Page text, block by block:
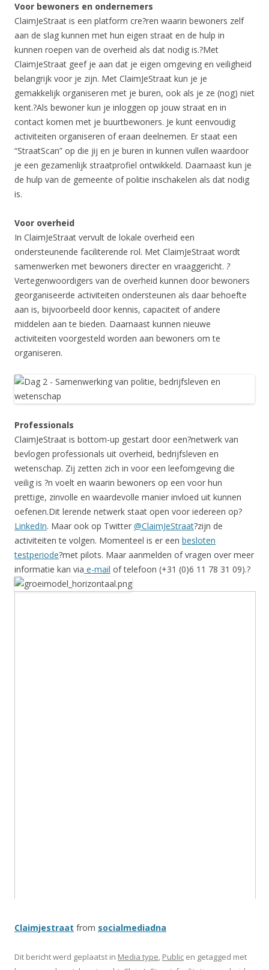
Voor bewoners en ondernemers
ClaimJeStraat is een platform cre?ren waarin bewoners zelf
aan de slag kunnen met hun eigen straat en de hulp in
kunnen roepen van de overheid als dat nodig is.?Met
ClaimJeStraat geef je aan dat je eigen omgeving en veiligheid
belangrijk voor je zijn. Met ClaimJeStraat kun je je
gemakkelijk organiseren met je buren, ook als je ze (nog) niet
kent.?Als bewoner kun je inloggen op jouw straat en in
contact komen met je buurtbewoners. Je kunt eenvoudig
activiteiten organiseren of eraan deelnemen. Er staat een
“StraatScan” op die jij en je buren in kunnen vullen waardoor
je een gezamenlijk straatprofiel ontwikkeld. Daarnaast kun je
de hulp van de gemeente of politie inschakelen als dat nodig
is.
Voor overheid
In ClaimJeStraat vervult de lokale overheid een
ondersteunende faciliterende rol. Met ClaimJeStraat wordt
samenwerken met bewoners directer en vraaggericht. ?
Vertegenwoordigers van de overheid kunnen door bewoners
georganiseerde activiteiten ondersteunen als daar behoefte
aan is, bijvoorbeeld door kennis, capaciteit of andere
middelen aan te bieden. Daarnaast kunnen nieuwe
activiteiten voorgesteld worden aan bewoners om te
organiseren.
Professionals
ClaimJeStraat is bottom-up gestart door een?netwerk van
bevlogen professionals uit overheid, bedrijfsleven en
wetenschap. Zij zetten zich in voor een leefomgeving die
veilig is ?n voelt en waarin bewoners op een voor hun
prettige, zinvolle en waardevolle manier invloed uit kunnen
oefenen.Dit lerende netwerk staat open voor iedereen op?
LinkedIn. Maar ook op Twitter @ClaimJeStraat?zijn de
activiteiten te volgen. Momenteel is er een besloten
testperiode?met pilots. Maar aanmelden of vragen over meer
informatie kan via e-mail of telefoon (+31 (0)6 11 78 31 09).?
Claimjestraat from socialmediadna
Dit bericht werd geplaatst in Media type, Public en getagged met